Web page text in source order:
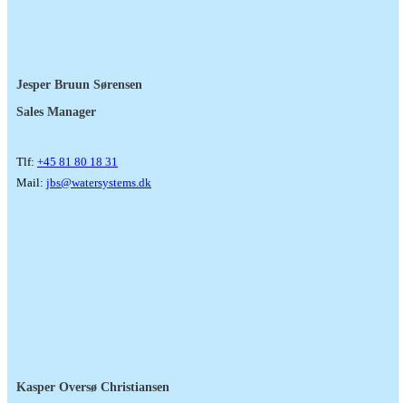
Jesper Bruun Sørensen
Sales Manager
Tlf: +45 81 80 18 31
Mail: jbs@watersystems.dk
Kasper Oversø Christiansen